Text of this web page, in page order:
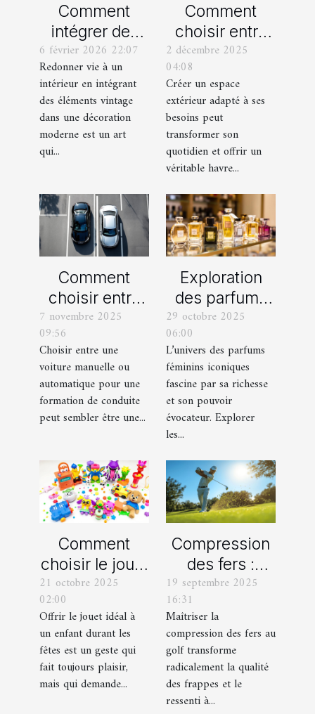
Comment
intégrer des
éléments
vintage dans
une décoration
moderne ?
6 février 2026 22:07
Redonner vie à un
intérieur en intégrant
des éléments vintage
dans une décoration
moderne est un art
qui...
Comment
choisir entre
un jardin, une
terrasse et un
balcon pour
votre espace
extérieur ?
2 décembre 2025
04:08
Créer un espace
extérieur adapté à ses
besoins peut
transformer son
quotidien et offrir un
véritable havre...
Comment
choisir entre
une voiture
manuelle ou
automatique
pour votre
formation de
conduite ?
7 novembre 2025
09:56
Choisir entre une
voiture manuelle ou
automatique pour une
formation de conduite
peut sembler être une...
Exploration
des parfums
féminins
iconiques et
leurs
variations
29 octobre 2025
06:00
L’univers des parfums
féminins iconiques
fascine par sa richesse
et son pouvoir
évocateur. Explorer
les...
Comment
choisir le jouet
parfait pour
chaque âge
durant les
fêtes ?
21 octobre 2025
02:00
Offrir le jouet idéal à
un enfant durant les
fêtes est un geste qui
fait toujours plaisir,
mais qui demande...
Compression
des fers :
comment
obtenir des
frappes plus
solides ?
19 septembre 2025
16:31
Maîtriser la
compression des fers au
golf transforme
radicalement la qualité
des frappes et le
ressenti à...